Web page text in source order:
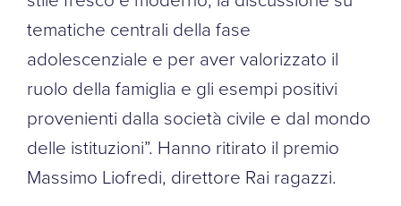
tematiche centrali della fase
adolescenziale e per aver valorizzato il
ruolo della famiglia e gli esempi positivi
provenienti dalla società civile e dal mondo
delle istituzioni”. Hanno ritirato il premio
Massimo Liofredi, direttore Rai ragazzi.